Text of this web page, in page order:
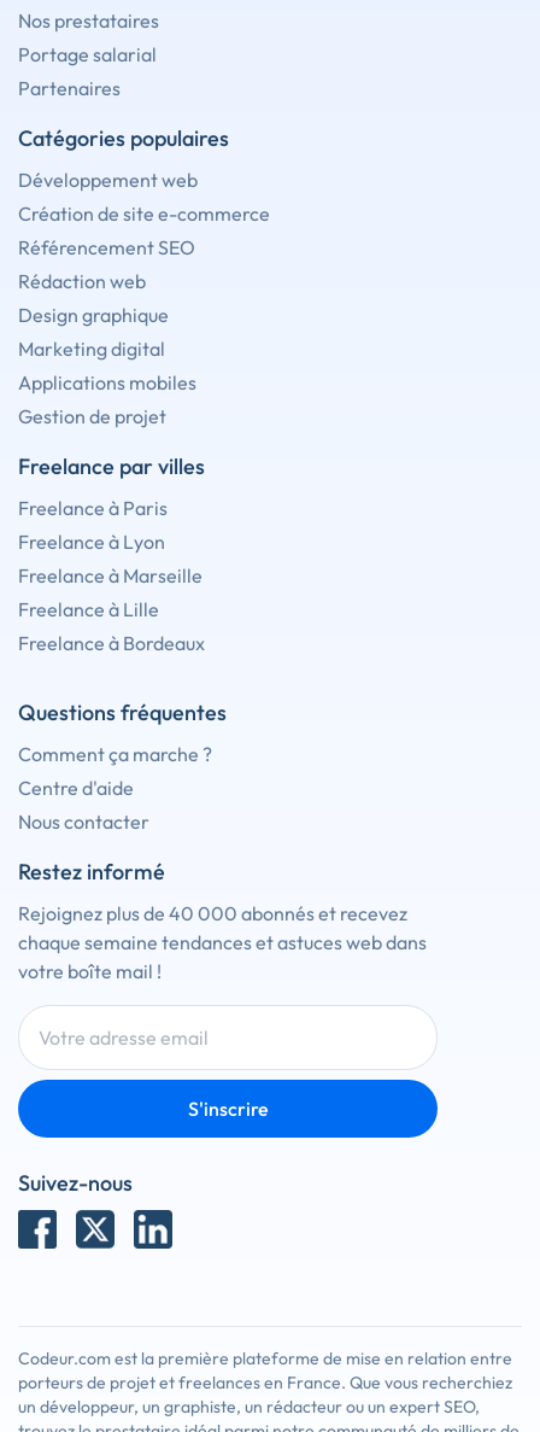
Nos prestataires
Portage salarial
Partenaires
Catégories populaires
Développement web
Création de site e-commerce
Référencement SEO
Rédaction web
Design graphique
Marketing digital
Applications mobiles
Gestion de projet
Freelance par villes
Freelance à Paris
Freelance à Lyon
Freelance à Marseille
Freelance à Lille
Freelance à Bordeaux
Questions fréquentes
Comment ça marche ?
Centre d'aide
Nous contacter
Restez informé
Rejoignez plus de 40 000 abonnés et recevez
chaque semaine tendances et astuces web dans
votre boîte mail !
S'inscrire
Suivez-nous
Codeur.com est la première plateforme de mise en relation entre
porteurs de projet et freelances en France. Que vous recherchiez
un développeur, un graphiste, un rédacteur ou un expert SEO,